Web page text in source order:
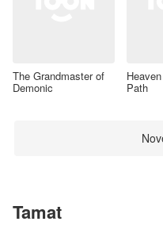
The Grandmaster of
Demonic Path
Tamat